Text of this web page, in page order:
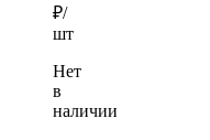
₽/
шт
Нет
в
наличии